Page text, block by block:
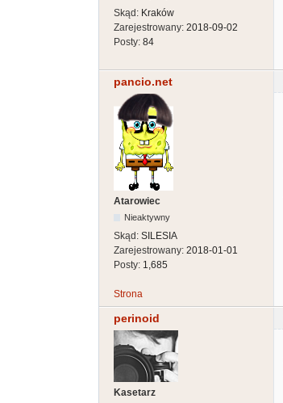
Skąd: Kraków
Zarejestrowany: 2018-09-02
Posty: 84
pancio.net
Atarowiec
Nieaktywny
Skąd: SILESIA
Zarejestrowany: 2018-01-01
Posty: 1,685
Strona
perinoid
Kasetarz